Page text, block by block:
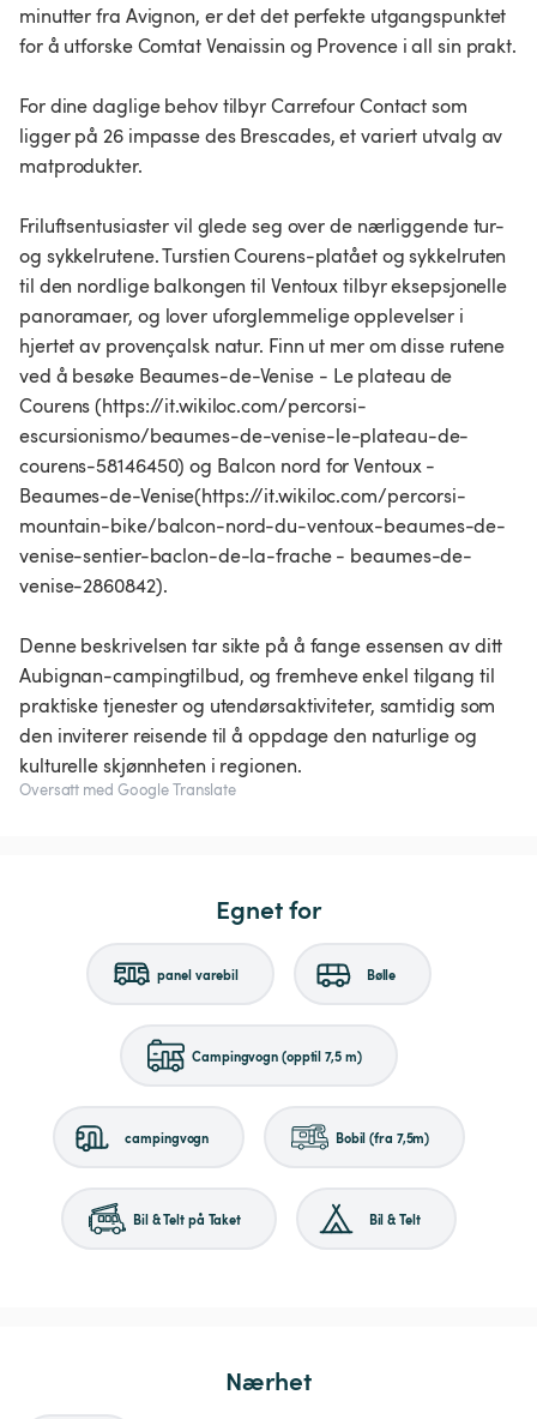
minutter fra Avignon, er det det perfekte utgangspunktet
for å utforske Comtat Venaissin og Provence i all sin prakt.
For dine daglige behov tilbyr Carrefour Contact som
ligger på 26 impasse des Brescades, et variert utvalg av
matprodukter.
Friluftsentusiaster vil glede seg over de nærliggende tur-
og sykkelrutene. Turstien Courens-platået og sykkelruten
til den nordlige balkongen til Ventoux tilbyr eksepsjonelle
panoramaer, og lover uforglemmelige opplevelser i
hjertet av provençalsk natur. Finn ut mer om disse rutene
ved å besøke Beaumes-de-Venise - Le plateau de
Courens (https://it.wikiloc.com/percorsi-
escursionismo/beaumes-de-venise-le-plateau-de-
courens-58146450) og Balcon nord for Ventoux -
Beaumes-de-Venise(https://it.wikiloc.com/percorsi-
mountain-bike/balcon-nord-du-ventoux-beaumes-de-
venise-sentier-baclon-de-la-frache - beaumes-de-
venise-2860842).
Denne beskrivelsen tar sikte på å fange essensen av ditt
Aubignan-campingtilbud, og fremheve enkel tilgang til
praktiske tjenester og utendørsaktiviteter, samtidig som
den inviterer reisende til å oppdage den naturlige og
kulturelle skjønnheten i regionen.
Oversatt med Google Translate
Egnet for
panel varebil Bølle
Campingvogn (opptil 7,5 m)
campingvogn Bobil (fra 7,5m)
Bil & Telt på Taket Bil & Telt
Nærhet